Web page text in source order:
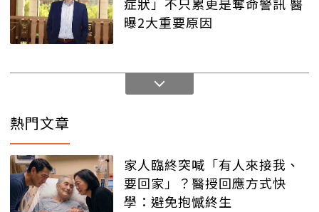
曝2大重要原因
熱門文章
家人臨終突喊「有人來接我、
要回家」？醫授回應方式快
學：避免抱憾終生